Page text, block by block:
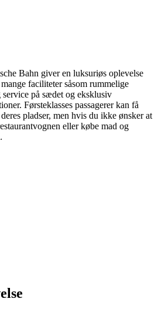
Bahn giver en luksuriøs oplevelse
faciliteter såsom rummelige
service på sædet og eksklusiv
Førsteklasses passagerer kan få
pladser, men hvis du ikke ønsker at
eller købe mad og